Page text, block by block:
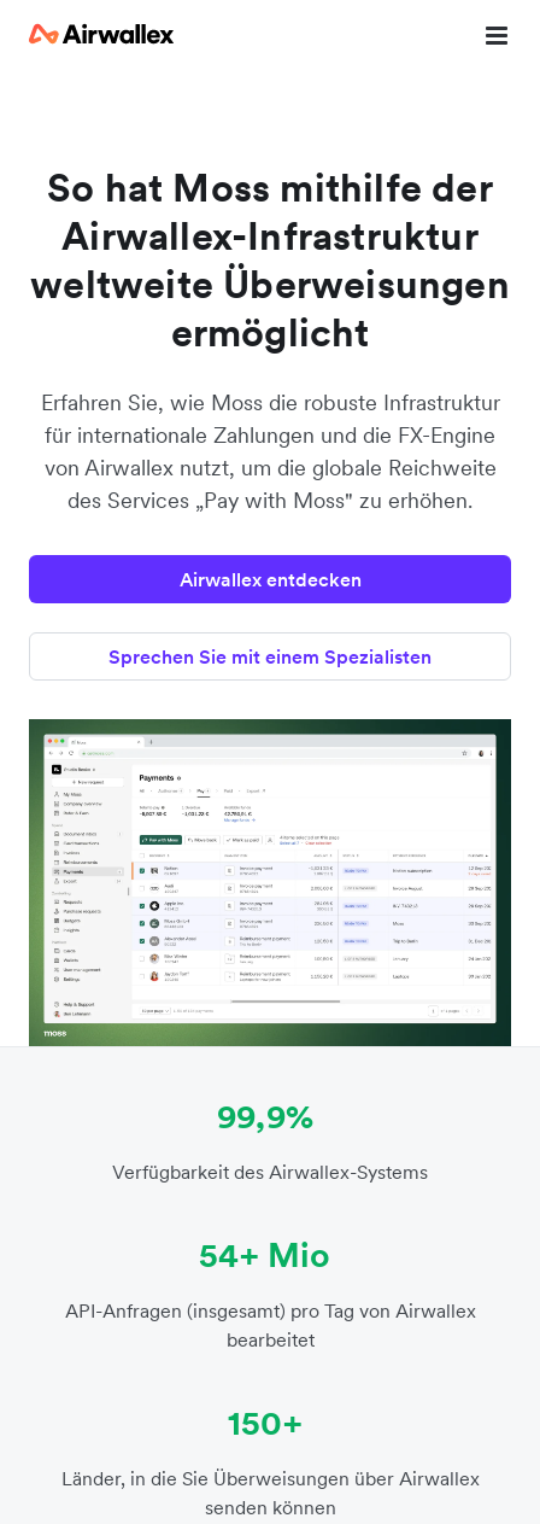
So hat Moss mithilfe der
Airwallex-Infrastruktur
weltweite Überweisungen
ermöglicht
Erfahren Sie, wie Moss die robuste Infrastruktur
für internationale Zahlungen und die FX-Engine
von Airwallex nutzt, um die globale Reichweite
des Services „Pay with Moss" zu erhöhen.
Airwallex entdecken
Sprechen Sie mit einem Spezialisten
99,9%
Verfügbarkeit des Airwallex-Systems
54+ Mio
API-Anfragen (insgesamt) pro Tag von Airwallex
bearbeitet
150+
Länder, in die Sie Überweisungen über Airwallex
senden können
Airwallex vertraut.